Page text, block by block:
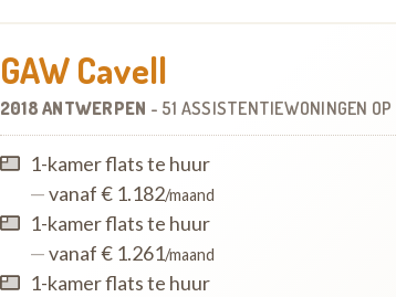
GAW Cavell
2018 ANTWERPEN - 51 ASSISTENTIEWONINGEN OP
1-kamer flats te huur
—vanaf € 1.182/maand
1-kamer flats te huur
—vanaf € 1.261/maand
1-kamer flats te huur